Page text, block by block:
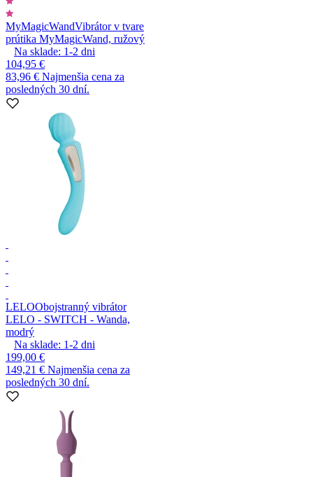
MyMagicWandVibrátor v tvare
prútika MyMagicWand, ružový
Na sklade: 1-2 dni
104,95 €
83,96 € Najmenšia cena za
posledných 30 dní.
LELOObojstranný vibrátor
LELO - SWITCH - Wanda,
modrý
Na sklade: 1-2 dni
199,00 €
149,21 € Najmenšia cena za
posledných 30 dní.